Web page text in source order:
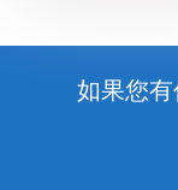
如果您有